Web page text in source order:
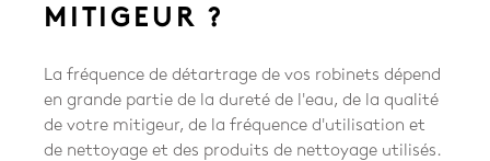
MITIGEUR ?
La fréquence de détartrage de vos robinets dépend
en grande partie de la dureté de l'eau, de la qualité
de votre mitigeur, de la fréquence d'utilisation et
de nettoyage et des produits de nettoyage utilisés.